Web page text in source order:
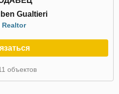
Gualtieri
Realtor
объектов